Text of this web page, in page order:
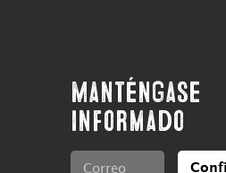
Manténgase
informado